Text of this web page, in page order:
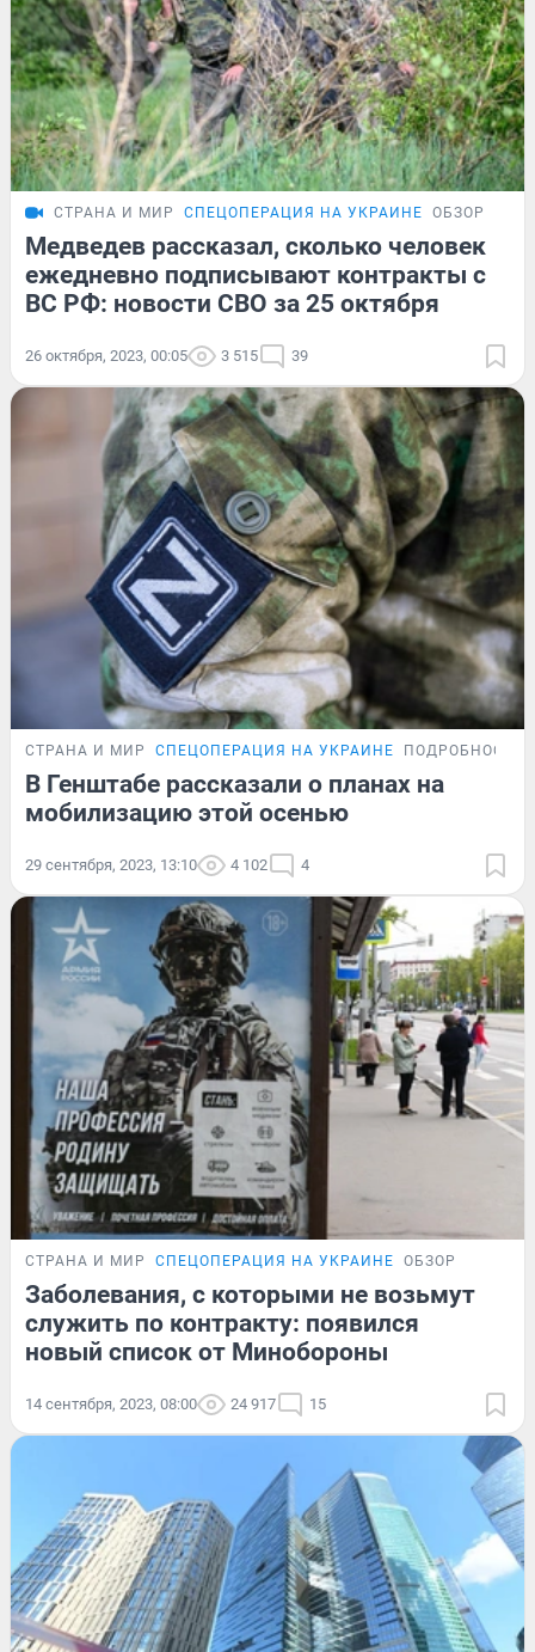
СТРАНА И МИР СПЕЦОПЕРАЦИЯ НА УКРАИНЕ ОБЗОР
Медведев рассказал, сколько человек
ежедневно подписывают контракты с
ВС РФ: новости СВО за 25 октября
26 октября, 2023, 00:05 3 515 39
СТРАНА И МИР СПЕЦОПЕРАЦИЯ НА УКРАИНЕ ПОДРОБНОСТИ
В Генштабе рассказали о планах на
мобилизацию этой осенью
29 сентября, 2023, 13:10 4 102 4
СТРАНА И МИР СПЕЦОПЕРАЦИЯ НА УКРАИНЕ ОБЗОР
Заболевания, с которыми не возьмут
служить по контракту: появился
новый список от Минобороны
14 сентября, 2023, 08:00 24 917 15